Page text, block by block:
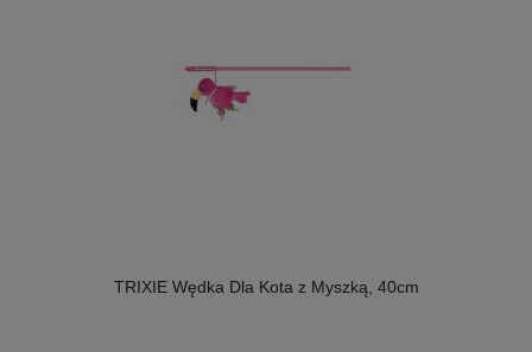
TRIXIE Wędka Dla Kota z Myszką, 40cm